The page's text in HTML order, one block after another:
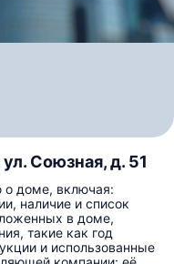
Союзная, д. 51
о доме, включая:
наличие и список
в доме,
такие как год
и использованные